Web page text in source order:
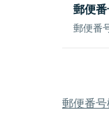
郵便
郵便番
郵便番